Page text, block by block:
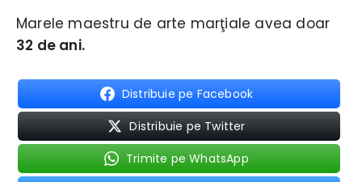
Marele maestru de arte marţiale avea doar
32 de ani.
Distribuie pe Facebook
Distribuie pe Twitter
Trimite pe WhatsApp